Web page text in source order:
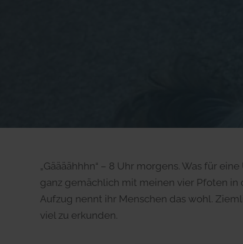
„Gäääähhhn“ – 8 Uhr morgens. Was für
ganz gemächlich mit meinen vier Pfoten in
Aufzug nennt ihr Menschen das wohl.
viel zu erkunden.